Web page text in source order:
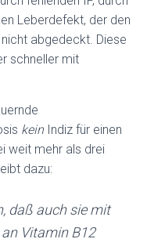
Leberdefekt, der den
abgedeckt. Diese
schneller mit
keinIndiz für einen
weit mehr als drei
dazu:
daß auch sie mit
Vitamin B12